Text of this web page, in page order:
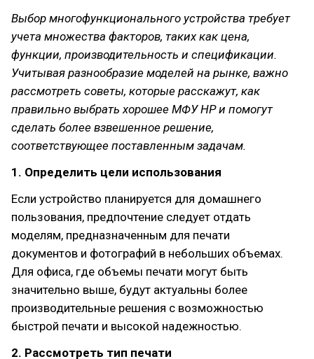
Выбор многофункционального устройства требует
учета множества факторов, таких как цена,
функции, производительность и спецификации.
Учитывая разнообразие моделей на рынке, важно
рассмотреть советы, которые расскажут, как
правильно выбрать хорошее МФУ HP и помогут
сделать более взвешенное решение,
соответствующее поставленным задачам.
1. Определить цели использования
Если устройство планируется для домашнего
пользования, предпочтение следует отдать
моделям, предназначенным для печати
документов и фотографий в небольших объемах.
Для офиса, где объемы печати могут быть
значительно выше, будут актуальны более
производительные решения с возможностью
быстрой печати и высокой надежностью.
2. Рассмотреть тип печати